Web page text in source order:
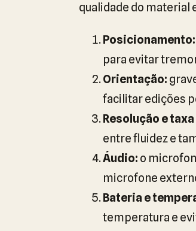
qualidade do material
Posicionamento:
para evitar
Orientação:
facilitar edições
Resolução e
entre fluidez e
Áudio: o
microfone
Bateria e
temperatura e